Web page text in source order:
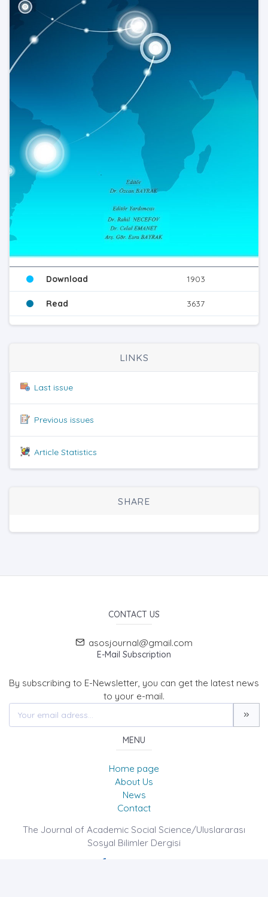
Download 1903
Read 3637
LINKS
Last issue
Previous issues
Article Statistics
SHARE
CONTACT US
asosjournal@gmail.com
E-Mail Subscription
By subscribing to E-Newsletter, you can get the latest news
to your e-mail.
MENU
Home page
About Us
News
Contact
The Journal of Academic Social Science/Uluslararası
Sosyal Bilimler Dergisi